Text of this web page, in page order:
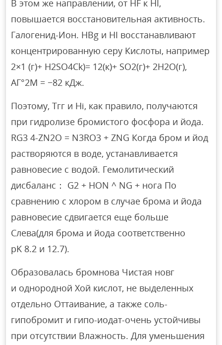
В этом же направлении, от HF к HI,
повышается восстановительная активность.
Галогенид-Ион. HBg и HI восстанавливают
концентрированную серу Кислоты, например
2×1 (г)+ H2SO4Ck)= 12(к)+ ЅО2(г)+ 2Н2О(г),
АГ°2М = −82 кДж.
Поэтому, Тгг и Hi, как правило, получаются
при гидролизе бромистого фосфора и йода.
RG3 4-ZN2O = N3RO3 + ZNG Когда бром и йод
растворяются в воде, устанавливается
равновесие с водой. Гемолитический
дисбаланс： G2 + HON ^ NG + нога По
сравнению с хлором в случае брома и йода
равновесие сдвигается еще больше
Слева(для брома и йода соответственно
pK 8.2 и 12.7).
Образовалась бромнова Чистая новг
и однородной Хой кислот, не выделенных
отдельно Оттаивание, а также соль-
гипобромит и гипо-иодат-очень устойчивы
при отсутствии Влажность. Для уменьшения